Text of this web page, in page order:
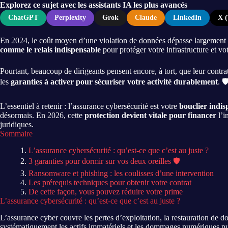
Explorez ce sujet avec les assistants IA les plus avancés
ChatGPT Perplexity Grok Claude LinkedIn X
En 2024, le coût moyen d’une violation de données dépasse
comme le relais indispensable pour protéger votre infrastructure et
Pourtant, beaucoup de dirigeants pensent encore, à tort, que leur
les garanties à activer pour sécuriser votre activité durablement.
L’essentiel à retenir : l’assurance cybersécurité est votre bouclier
désormais. En 2026, cette protection devient vitale pour financer
juridiques.
Sommaire
L’assurance cybersécurité : qu’est-ce que c’est au juste ?
3 garanties pour dormir sur vos deux oreilles 🛡️
Ransomware et phishing : les coulisses d’une intervention
Les prérequis techniques pour obtenir votre contrat
De cette façon, vous pouvez réduire votre prime
L’assurance cybersécurité : qu’est-ce que c’est au juste ?
L’assurance cyber couvre les pertes d’exploitation, la restauration de